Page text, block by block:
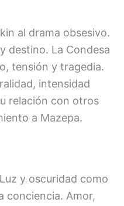
al drama obsesivo.
destino. La Condesa
tensión y tragedia.
intensidad
relación con otros
a Mazepa.
y oscuridad como
conciencia. Amor,